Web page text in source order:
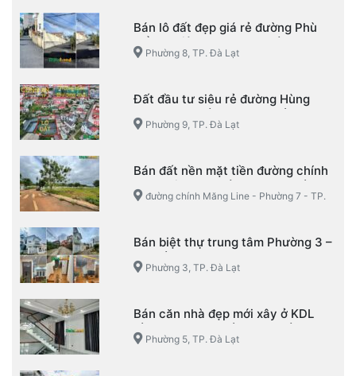
Bán lô đất đẹp giá rẻ đường Phù
Đổng Thiên Vương – Phường 8 –
TP. Đà Lạt
Phường 8, TP. Đà Lạt
Đất đầu tư siêu rẻ đường Hùng
Vương – Phường 9 – TP. Đà Lạt
Phường 9, TP. Đà Lạt
Bán đất nền mặt tiền đường chính
Măng Line – Phường 7 – TP. Đà Lạt
đường chính Măng Line - Phường 7 - TP.
Bán biệt thự trung tâm Phường 3 –
TP. Đà Lạt
Phường 3, TP. Đà Lạt
Bán căn nhà đẹp mới xây ở KDL
Làng Hoa Vạn Thành – Phường 5 –
TP. Đà Lạt
Phường 5, TP. Đà Lạt